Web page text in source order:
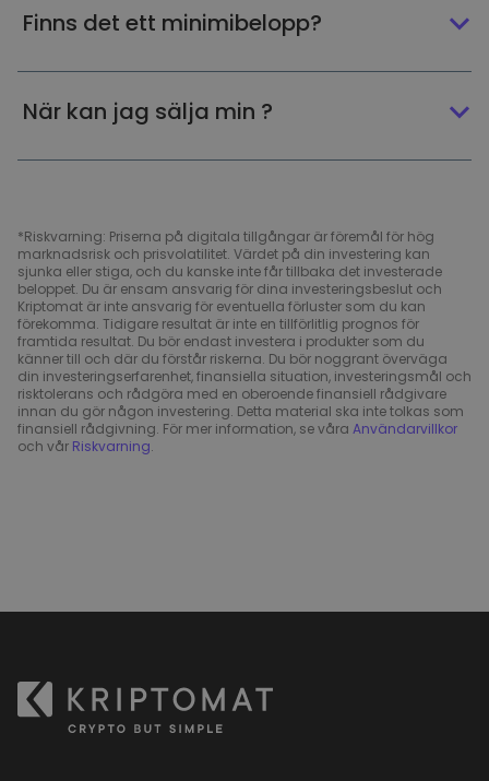
Finns det ett minimibelopp?
När kan jag sälja min ?
*Riskvarning: Priserna på digitala tillgångar är föremål för hög
marknadsrisk och prisvolatilitet. Värdet på din investering kan
sjunka eller stiga, och du kanske inte får tillbaka det investerade
beloppet. Du är ensam ansvarig för dina investeringsbeslut och
Kriptomat är inte ansvarig för eventuella förluster som du kan
förekomma. Tidigare resultat är inte en tillförlitlig prognos för
framtida resultat. Du bör endast investera i produkter som du
känner till och där du förstår riskerna. Du bör noggrant överväga
din investeringserfarenhet, finansiella situation, investeringsmål och
risktolerans och rådgöra med en oberoende finansiell rådgivare
innan du gör någon investering. Detta material ska inte tolkas som
finansiell rådgivning. För mer information, se våra Användarvillkor
och vår Riskvarning.